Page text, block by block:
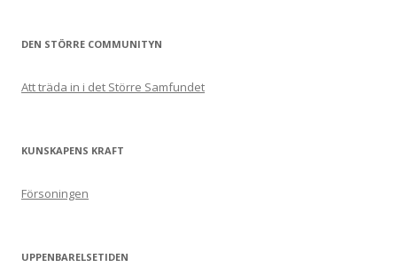
DEN STÖRRE COMMUNITYN
Att träda in i det Större Samfundet
KUNSKAPENS KRAFT
Försoningen
UPPENBARELSETIDEN